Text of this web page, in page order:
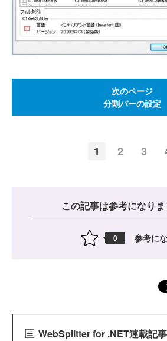
次のページ
分割バーの設定
1 2 3
この記事は参考になり
0 参考に
WebSplitter for .NET連載記